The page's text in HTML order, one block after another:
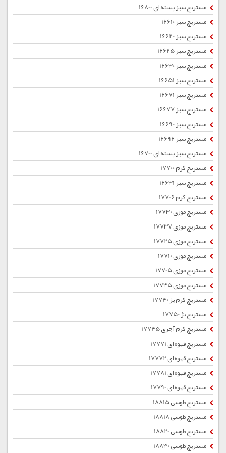
مستربچ سبز پسته ای 16800
مستربچ سبز 16610
مستربچ سبز 16620
مستربچ سبز 16625
مستربچ سبز 16630
مستربچ سبز 16651
مستربچ سبز 16671
مستربچ سبز 16677
مستربچ سبز 16690
مستربچ سبز 16696
مستربچ سبز پسته ای 16700
مستربچ کرم 17700
مستربچ سبز 16631
مستربچ کرم 17706
مستربچ موزی 17730
مستربچ موزی 17737
مستربچ موزی 17725
مستربچ موزی 17710
مستربچ موزی 17705
مستربچ موزی 17735
مستربچ کرم بژ 17740
مستربچ بژ 17750
مستربچ کرم آجری 17745
مستربچ قهوه ای 17771
مستربچ قهوه ای 17772
مستربچ قهوه ای 17781
مستربچ قهوه ای 17790
مستربچ طوسی 18815
مستربچ طوسی 18818
مستربچ طوسی 18820
مستربچ طوسی 18830